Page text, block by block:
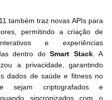
também traz novas APIs para
permitindo a criação de
e experiências
dentro do Smart Stack. A
a privacidade, garantindo
dados de saúde e fitness no
sejam criptografados e
sincronizados com o